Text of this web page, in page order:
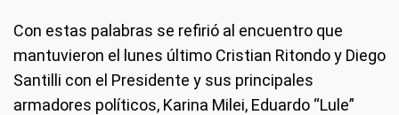
Con estas palabras se refirió al encuentro que
mantuvieron el lunes último Cristian Ritondo y Diego
Santilli con el Presidente y sus principales
armadores políticos, Karina Milei, Eduardo “Lule”